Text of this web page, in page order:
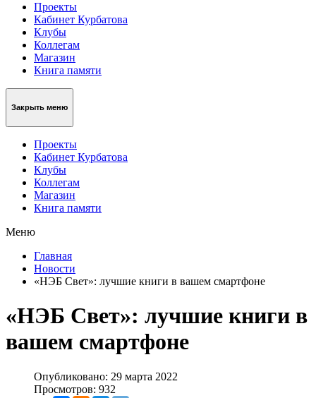
Проекты
Кабинет Курбатова
Клубы
Коллегам
Магазин
Книга памяти
Закрыть меню
Проекты
Кабинет Курбатова
Клубы
Коллегам
Магазин
Книга памяти
Меню
Главная
Новости
«НЭБ Свет»: лучшие книги в вашем смартфоне
«НЭБ Свет»: лучшие книги в
вашем смартфоне
Опубликовано: 29 марта 2022
Просмотров: 932